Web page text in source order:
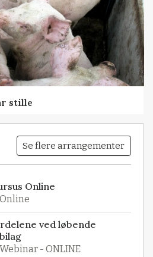
stille
Se flere arrangementer
Online
Online
ved løbende
Webinar - ONLINE